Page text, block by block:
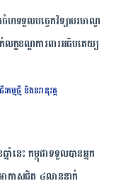
ចំហ​ទទួល​បច្ចេកវិទ្យា​បរមាណូ​
លក្ខខណ្ឌ​ការពារ​អធិបតេយ្យ
កម្មថ្មី និងនវានុវត្ត
ាំនេះ កម្ពុជាទទួលបានអ្នក
ាកាសជិត ៤លាននាក់